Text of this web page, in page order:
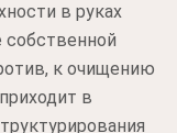
в руках
собственной
к очищению
в